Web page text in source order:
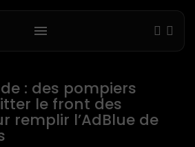
: des pompiers
le front des
remplir l’AdBlue de